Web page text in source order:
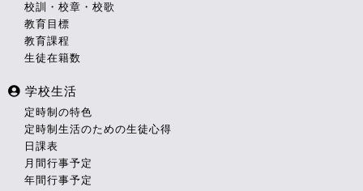
校訓・校章・校歌
教育目標
教育課程
生徒在籍数
学校生活
定時制の特色
定時制生活のための生徒心得
日課表
月間行事予定
年間行事予定